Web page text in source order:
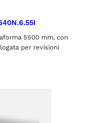
5500 mm, con
per revisioni